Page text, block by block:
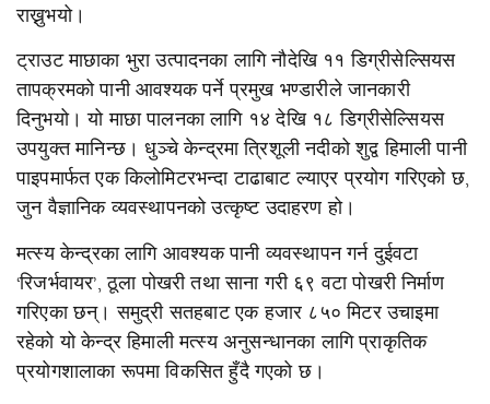
राख्नुभयो।
ट्राउट माछाका भुरा उत्पादनका लागि नौदेखि ११ डिग्रीसेल्सियस
तापक्रमको पानी आवश्यक पर्ने प्रमुख भण्डारीले जानकारी
दिनुभयो। यो माछा पालनका लागि १४ देखि १८ डिग्रीसेल्सियस
उपयुक्त मानिन्छ। धुञ्चे केन्द्रमा त्रिशूली नदीको शुद्व हिमाली पानी
पाइपमार्फत एक किलोमिटरभन्दा टाढाबाट ल्याएर प्रयोग गरिएको छ,
जुन वैज्ञानिक व्यवस्थापनको उत्कृष्ट उदाहरण हो।
मत्स्य केन्द्रका लागि आवश्यक पानी व्यवस्थापन गर्न दुईवटा
‘रिजर्भवायर’, ठूला पोखरी तथा साना गरी ६९ वटा पोखरी निर्माण
गरिएका छन्। समुद्री सतहबाट एक हजार ८५० मिटर उचाइमा
रहेको यो केन्द्र हिमाली मत्स्य अनुसन्धानका लागि प्राकृतिक
प्रयोगशालाका रूपमा विकसित हुँदै गएको छ।